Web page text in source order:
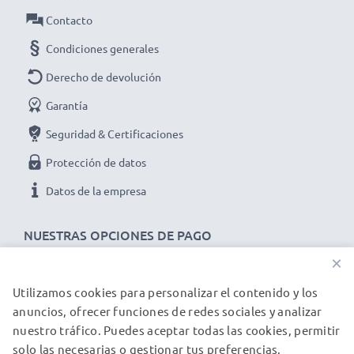
NUESTRAS OPCIONES DE PAGO
Contacto
Condiciones generales
Derecho de devolución
Garantía
Seguridad & Certificaciones
Protección de datos
Datos de la empresa
NUESTROS PARTNERS DE ENVÍO
×
Utilizamos cookies para personalizar el contenido y los
anuncios, ofrecer funciones de redes sociales y analizar
nuestro tráfico. Puedes aceptar todas las cookies, permitir
solo las necesarias o gestionar tus preferencias.